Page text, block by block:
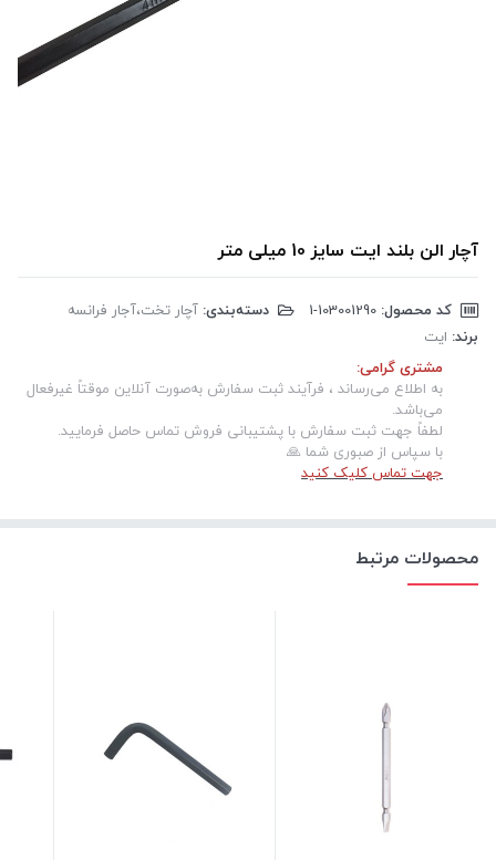
آچار الن بلند ایت سایز 10 میلی متر
کد محصول: دسته‌بندی: آچار تخت،آجار فرانسه
برند: ایت
مشتری گرامی:
به اطلاع می‌رساند ، فرآیند ثبت سفارش به‌صورت آنلاین موقتاً غیرفعال
می‌باشد.
لطفاً جهت ثبت سفارش با پشتیبانی فروش تماس حاصل فرمایید.
با سپاس از صبوری شما 🙏
جهت تماس کلیک کنید
محصولات مرتبط